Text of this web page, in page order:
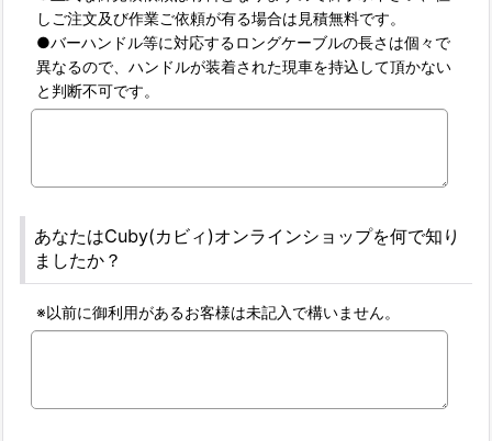
しご注文及び作業ご依頼が有る場合は見積無料です。
●バーハンドル等に対応するロングケーブルの長さは個々で
異なるので、ハンドルが装着された現車を持込して頂かない
と判断不可です。
あなたはCuby(カビィ)オンラインショップを何で知り
ましたか？
※以前に御利用があるお客様は未記入で構いません。